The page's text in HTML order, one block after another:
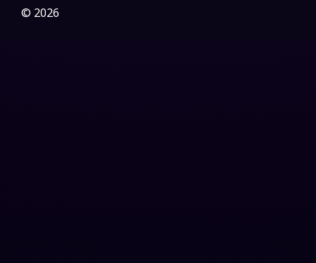
Gothic
© 2026